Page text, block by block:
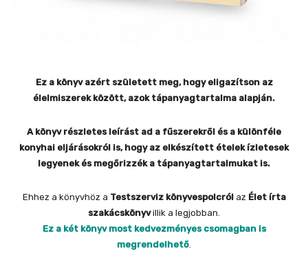
Ez a könyv azért született meg, hogy eligazítson az
élelmiszerek között, azok tápanyagtartalma alapján.
A könyv részletes leírást ad a fűszerekről és a különféle
konyhai eljárásokról is, hogy az elkészített ételek ízletesek
legyenek és megőrizzék a tápanyagtartalmukat is.
Ehhez a könyvhöz a Testszerviz könyvespolcrólaz Élet írta
szakácskönyvillik a legjobban.
Ez a két könyv most kedvezményes csomagban is
megrendelhető